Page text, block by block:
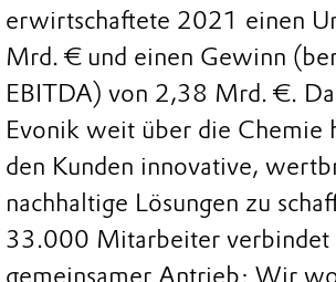
erwirtschaftete 2021 einen
Mrd. € und einen Gewinn
EBITDA) von 2,38 Mrd. €.
Evonik weit über die Chemie
den Kunden innovative,
nachhaltige Lösungen zu
33.000 Mitarbeiter verbindet
gemeinsamer Antrieb: Wir